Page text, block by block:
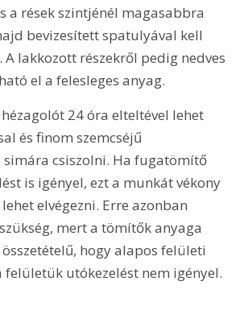
a rések szintjénél magasabbra
bevizesített spatulyával kell
lakkozott részekről pedig nedves
el a felesleges anyag.
hézagolót 24 óra elteltével lehet
és finom szemcséjű
csiszolni. Ha fugatömítő
is igényel, ezt a munkát vékony
elvégezni. Erre azonban
mert a tömítők anyaga
hogy alapos felületi
utókezelést nem igényel.